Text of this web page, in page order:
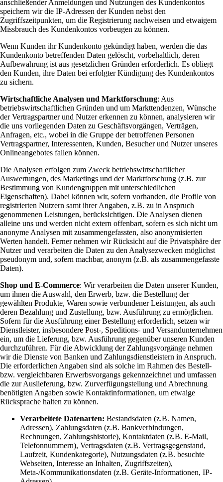
anschließender Anmeldungen und Nutzungen des Kundenkontos
speichern wir die IP-Adressen der Kunden nebst den
Zugriffszeitpunkten, um die Registrierung nachweisen und etwaigem
Missbrauch des Kundenkontos vorbeugen zu können.
Wenn Kunden ihr Kundenkonto gekündigt haben, werden die das
Kundenkonto betreffenden Daten gelöscht, vorbehaltlich, deren
Aufbewahrung ist aus gesetzlichen Gründen erforderlich. Es obliegt
den Kunden, ihre Daten bei erfolgter Kündigung des Kundenkontos
zu sichern.
Wirtschaftliche Analysen und Marktforschung: Aus
betriebswirtschaftlichen Gründen und um Markttendenzen, Wünsche
der Vertragspartner und Nutzer erkennen zu können, analysieren wir
die uns vorliegenden Daten zu Geschäftsvorgängen, Verträgen,
Anfragen, etc., wobei in die Gruppe der betroffenen Personen
Vertragspartner, Interessenten, Kunden, Besucher und Nutzer unseres
Onlineangebotes fallen können.
Die Analysen erfolgen zum Zweck betriebswirtschaftlicher
Auswertungen, des Marketings und der Marktforschung (z.B. zur
Bestimmung von Kundengruppen mit unterschiedlichen
Eigenschaften). Dabei können wir, sofern vorhanden, die Profile von
registrierten Nutzern samt ihrer Angaben, z.B. zu in Anspruch
genommenen Leistungen, berücksichtigen. Die Analysen dienen
alleine uns und werden nicht extern offenbart, sofern es sich nicht um
anonyme Analysen mit zusammengefassten, also anonymisierten
Werten handelt. Ferner nehmen wir Rücksicht auf die Privatsphäre der
Nutzer und verarbeiten die Daten zu den Analysezwecken möglichst
pseudonym und, sofern machbar, anonym (z.B. als zusammengefasste
Daten).
Shop und E-Commerce: Wir verarbeiten die Daten unserer Kunden,
um ihnen die Auswahl, den Erwerb, bzw. die Bestellung der
gewählten Produkte, Waren sowie verbundener Leistungen, als auch
deren Bezahlung und Zustellung, bzw. Ausführung zu ermöglichen.
Sofern für die Ausführung einer Bestellung erforderlich, setzen wir
Dienstleister, insbesondere Post-, Speditions- und Versandunternehmen
ein, um die Lieferung, bzw. Ausführung gegenüber unseren Kunden
durchzuführen. Für die Abwicklung der Zahlungsvorgänge nehmen
wir die Dienste von Banken und Zahlungsdienstleistern in Anspruch.
Die erforderlichen Angaben sind als solche im Rahmen des Bestell-
bzw. vergleichbaren Erwerbsvorgangs gekennzeichnet und umfassen
die zur Auslieferung, bzw. Zurverfügungstellung und Abrechnung
benötigten Angaben sowie Kontaktinformationen, um etwaige
Rücksprache halten zu können.
Verarbeitete Datenarten: Bestandsdaten (z.B. Namen,
Adressen), Zahlungsdaten (z.B. Bankverbindungen,
Rechnungen, Zahlungshistorie), Kontaktdaten (z.B. E-Mail,
Telefonnummern), Vertragsdaten (z.B. Vertragsgegenstand,
Laufzeit, Kundenkategorie), Nutzungsdaten (z.B. besuchte
Webseiten, Interesse an Inhalten, Zugriffszeiten),
Meta-/Kommunikationsdaten (z.B. Geräte-Informationen, IP-